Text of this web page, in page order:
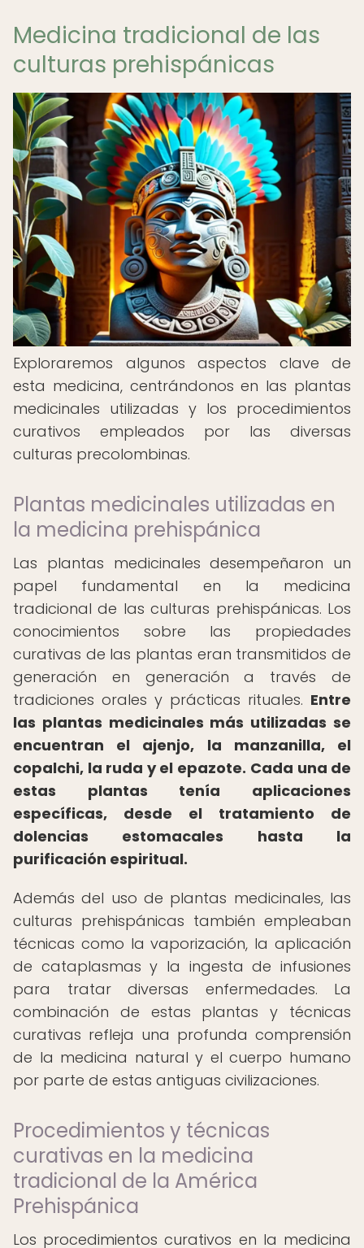
Medicina tradicional de las
culturas prehispánicas
Exploraremos algunos aspectos clave de
esta medicina, centrándonos en las plantas
medicinales utilizadas y los procedimientos
curativos empleados por las diversas
culturas precolombinas.
Plantas medicinales utilizadas en
la medicina prehispánica
Las plantas medicinales desempeñaron un
papel fundamental en la medicina
tradicional de las culturas prehispánicas. Los
conocimientos sobre las propiedades
curativas de las plantas eran transmitidos de
generación en generación a través de
tradiciones orales y prácticas rituales. Entre
las plantas medicinales más utilizadas se
encuentran el ajenjo, la manzanilla, el
copalchi, la ruda y el epazote. Cada una de
estas plantas tenía aplicaciones
específicas, desde el tratamiento de
dolencias estomacales hasta la
purificación espiritual.
Además del uso de plantas medicinales, las
culturas prehispánicas también empleaban
técnicas como la vaporización, la aplicación
de cataplasmas y la ingesta de infusiones
para tratar diversas enfermedades. La
combinación de estas plantas y técnicas
curativas refleja una profunda comprensión
de la medicina natural y el cuerpo humano
por parte de estas antiguas civilizaciones.
Procedimientos y técnicas
curativas en la medicina
tradicional de la América
Prehispánica
Los procedimientos curativos en la medicina